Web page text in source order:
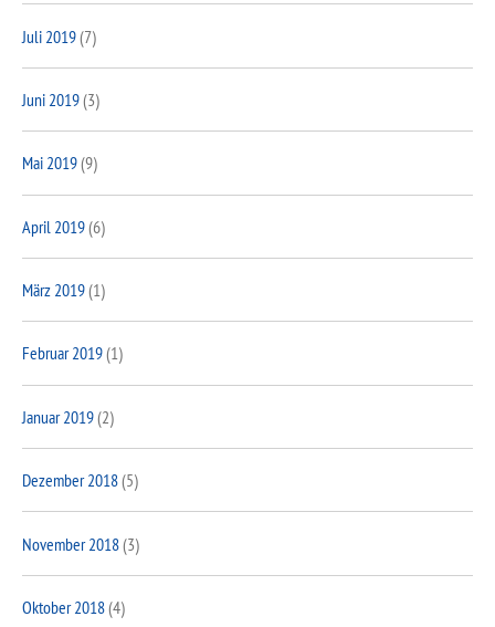
Juli 2019(7)
Juni 2019(3)
Mai 2019(9)
April 2019(6)
März 2019(1)
Februar 2019(1)
Januar 2019(2)
Dezember 2018(5)
November 2018(3)
Oktober 2018(4)